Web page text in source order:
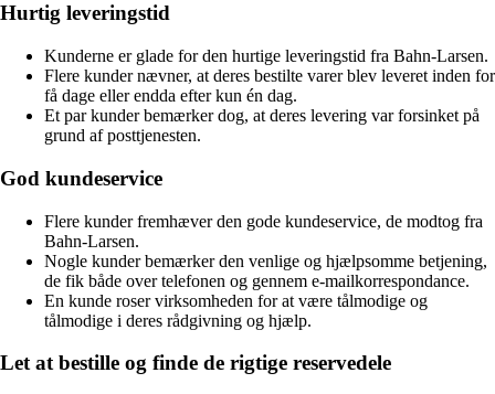
Hurtig leveringstid
Kunderne er glade for den hurtige leveringstid fra Bahn-Larsen.
Flere kunder nævner, at deres bestilte varer blev leveret inden for
få dage eller endda efter kun én dag.
Et par kunder bemærker dog, at deres levering var forsinket på
grund af posttjenesten.
God kundeservice
Flere kunder fremhæver den gode kundeservice, de modtog fra
Bahn-Larsen.
Nogle kunder bemærker den venlige og hjælpsomme betjening,
de fik både over telefonen og gennem e-mailkorrespondance.
En kunde roser virksomheden for at være tålmodige og
tålmodige i deres rådgivning og hjælp.
Let at bestille og finde de rigtige reservedele